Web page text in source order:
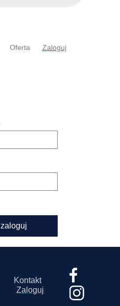
Oferta Zaloguj
zaloguj
Kontakt
Zaloguj